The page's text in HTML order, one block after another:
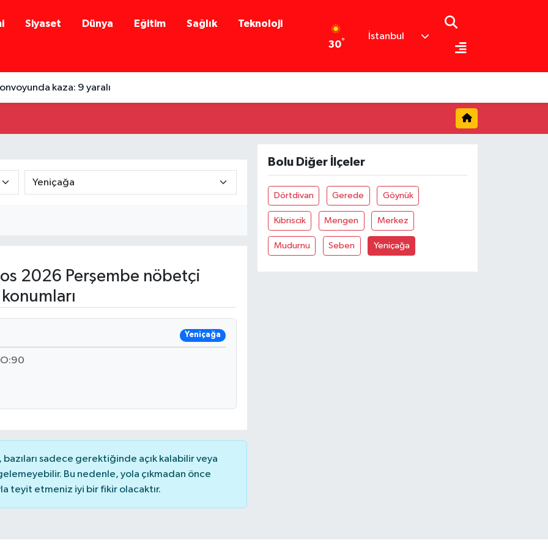
Siyaset Dünya Eğitim Sağlık Teknoloji
30°
İstanbul
kaza: 9 yaralı
2026 Perşembe nöbetçi
Yeniçağa
sadece gerektiğinde açık kalabilir veya
Bu nedenle, yola çıkmadan önce
teyit etmeniz iyi bir fikir olacaktır.
Bolu Diğer İlçeler
Dörtdivan Gerede Göynük
Kibriscik Mengen Merkez
Mudurnu Seben Yeniçağa